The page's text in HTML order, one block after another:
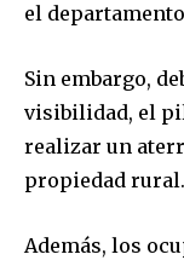
el
Sin embargo,
visibilidad, el
realizar un
propiedad rural.
Además, los